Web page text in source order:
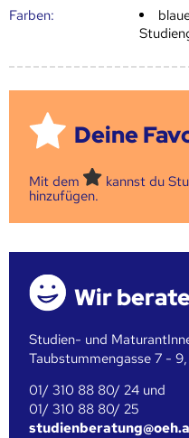
Farben:
Deine
Mit dem
kannst du
hinzufügen.
Wir
Studien- und
Taubstummengasse 7 -
01/ 310 88 80/ 24 und
01/ 310 88 80/ 25